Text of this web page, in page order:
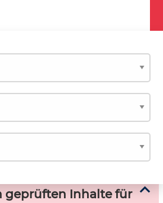
geprüften Inhalte für